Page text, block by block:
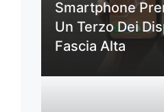
Smartphone
Un Terzo Dei
Fascia Alta